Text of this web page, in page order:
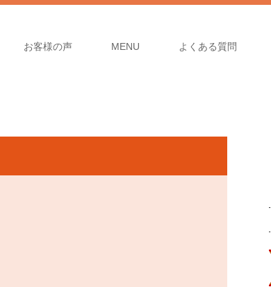
お客様の声 MENU よくある質問